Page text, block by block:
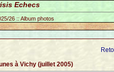
Echecs
26 :: Album photos
à Vichy (juillet 2005)